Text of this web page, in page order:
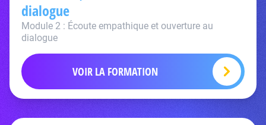
dialogue
Module 2 : Écoute empathique et ouverture au
dialogue
VOIR LA FORMATION